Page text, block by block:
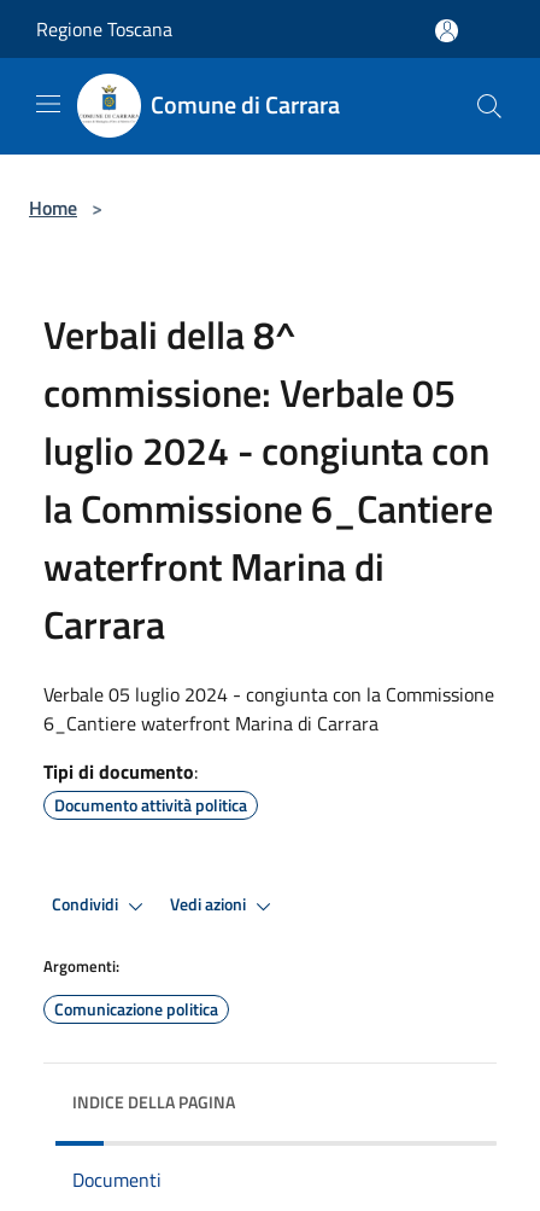
Regione Toscana
Comune di Carrara
Home >
Verbali della 8^
commissione: Verbale 05
luglio 2024 - congiunta con
la Commissione 6_Cantiere
waterfront Marina di
Carrara
Verbale 05 luglio 2024 - congiunta con la Commissione
6_Cantiere waterfront Marina di Carrara
Tipi di documento:
Documento attività politica
Condividi Vedi azioni
Argomenti:
Comunicazione politica
INDICE DELLA PAGINA
Documenti